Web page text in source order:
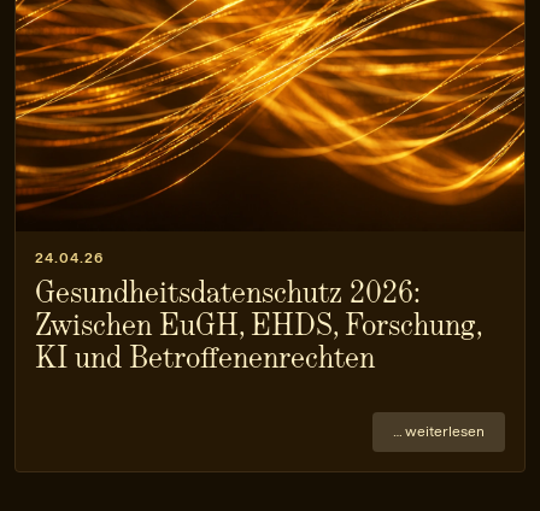
24.04.26
Gesundheitsdatenschutz 2026:
Zwischen EuGH, EHDS, Forschung,
KI und Betroffenenrechten
… weiterlesen